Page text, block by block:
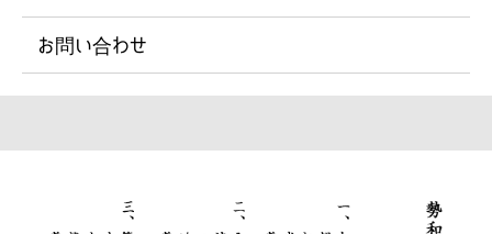
お問い合わせ